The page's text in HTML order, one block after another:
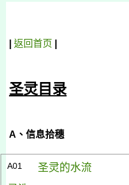
返回首页
圣灵目录
A 、信息拾穗
A01 圣灵的水流